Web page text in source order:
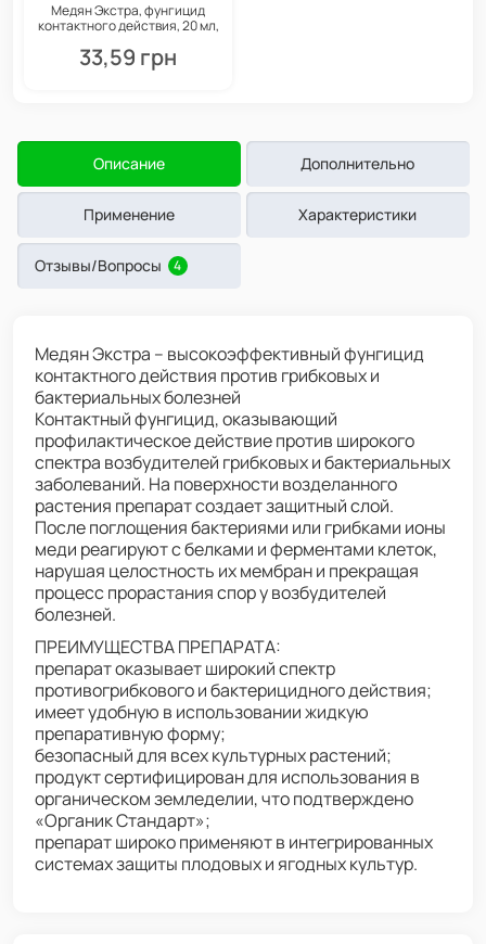
Медян Экстра, фунгицид
контактного действия, 20 мл,
33,59 грн
Описание Дополнительно
Применение Характеристики
Отзывы/Вопросы 4
Медян Экстра – высокоэффективный фунгицид
контактного действия против грибковых и
бактериальных болезней
Контактный фунгицид, оказывающий
профилактическое действие против широкого
спектра возбудителей грибковых и бактериальных
заболеваний. На поверхности возделанного
растения препарат создает защитный слой.
После поглощения бактериями или грибками ионы
меди реагируют с белками и ферментами клеток,
нарушая целостность их мембран и прекращая
процесс прорастания спор у возбудителей
болезней.
ПРЕИМУЩЕСТВА ПРЕПАРАТА:
препарат оказывает широкий спектр
противогрибкового и бактерицидного действия;
имеет удобную в использовании жидкую
препаративную форму;
безопасный для всех культурных растений;
продукт сертифицирован для использования в
органическом земледелии, что подтверждено
«Органик Стандарт»;
препарат широко применяют в интегрированных
системах защиты плодовых и ягодных культур.